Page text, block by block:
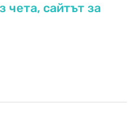
чета, сайтът за